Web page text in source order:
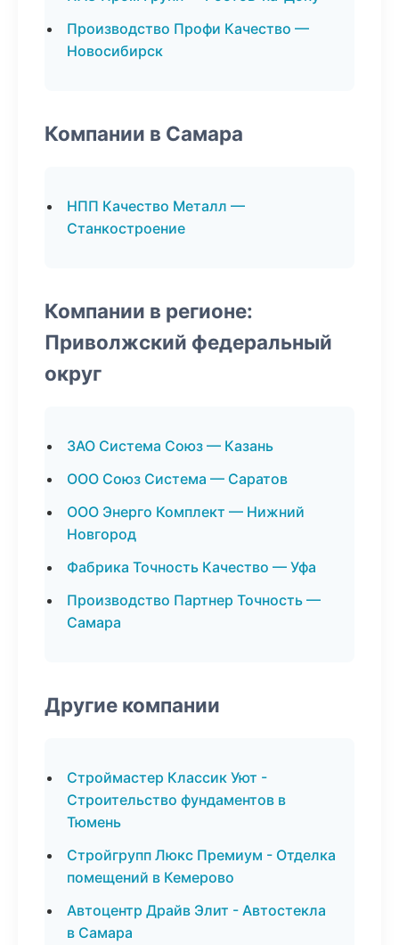
Производство Профи Качество —
Новосибирск
Компании в Самара
НПП Качество Металл —
Станкостроение
Компании в регионе:
Приволжский федеральный
округ
ЗАО Система Союз — Казань
ООО Союз Система — Саратов
ООО Энерго Комплект — Нижний
Новгород
Фабрика Точность Качество — Уфа
Производство Партнер Точность —
Самара
Другие компании
Строймастер Классик Уют -
Строительство фундаментов в
Тюмень
Стройгрупп Люкс Премиум - Отделка
помещений в Кемерово
Автоцентр Драйв Элит - Автостекла
в Самара